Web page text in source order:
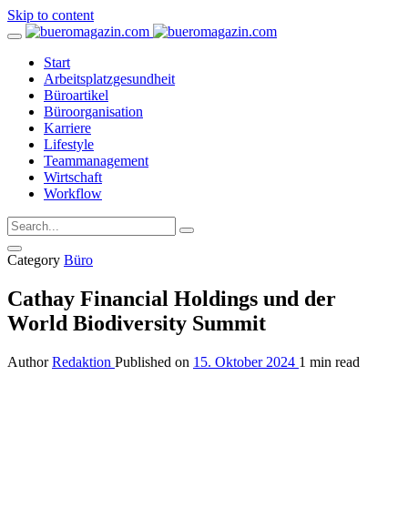
Skip to content
Start
Arbeitsplatzgesundheit
Büroartikel
Büroorganisation
Karriere
Lifestyle
Teammanagement
Wirtschaft
Workflow
Category Büro
Cathay Financial Holdings und der
World Biodiversity Summit
Author Redaktion Published on 15. Oktober 2024 1 min read